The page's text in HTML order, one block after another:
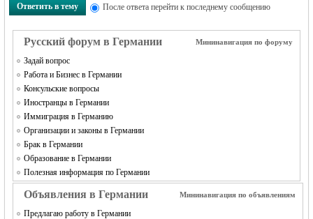
RU
Ответить в тему После ответа перейти к последнему сообщению
Русский форум в Германии Мининавигация по форуму
Задай вопрос
Работа и Бизнес в Германии
Консульские вопросы
Иностранцы в Германии
Иммиграция в Германию
Организации и законы в Германии
Брак в Германии
Образование в Германии
Полезная информация по Германии
Объявления в Германии Мининавигация по объявлениям
Предлагаю работу в Германии